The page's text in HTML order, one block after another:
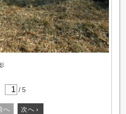
/ 5
へ 次へ ›